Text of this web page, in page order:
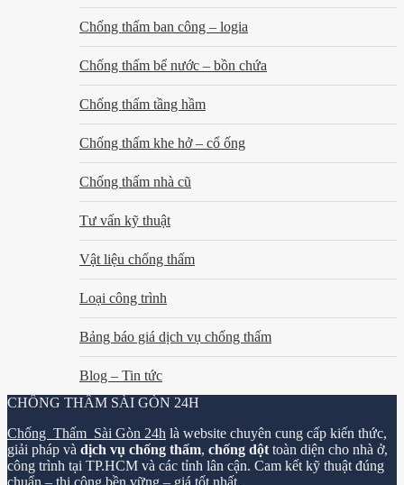
Chống thấm ban công – logia
Chống thấm bể nước – bồn chứa
Chống thấm tầng hầm
Chống thấm khe hở – cổ ống
Chống thấm nhà cũ
Tư vấn kỹ thuật
Vật liệu chống thấm
Loại công trình
Bảng báo giá dịch vụ chống thấm
Blog – Tin tức
CHỐNG THẤM SÀI GÒN 24H
Chống Thấm Sài Gòn 24h là website chuyên cung cấp kiến thức,
giải pháp và dịch vụ chống thấm, chống dột toàn diện cho nhà ở,
công trình tại TP.HCM và các tỉnh lân cận. Cam kết kỹ thuật đúng
chuẩn – thi công bền vững – giá tốt nhất.